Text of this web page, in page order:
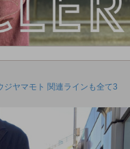
ジヤマモト 関連ラインも全て3